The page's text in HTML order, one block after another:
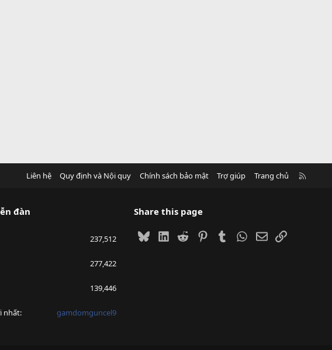
Liên hệ Quy định và Nội quy Chính sách bảo mật Trợ giúp Trang chủ
đàn
237,512
277,422
139,446
nhất gamdomguncel9
Share this page
BlueskyLinkedIn
Reddit PinterestTumblrWhatsApp
EmailLink